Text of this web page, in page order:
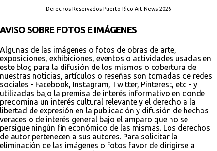
Derechos Reservados Puerto Rico Art News 2026
AVISO SOBRE FOTOS E IMÁGENES
Algunas de las imágenes o fotos de obras de arte,
exposiciones, exhibiciones, eventos o actividades usadas en
este blog para la difusión de los mismos o cobertura de
nuestras noticias, artículos o reseñas son tomadas de redes
sociales - Facebook, Instagram, Twitter, Pinterest, etc - y
utilizadas bajo la premisa de interés informativo en donde
predomina un interés cultural relevante y el derecho a la
libertad de expresión en la publicación y difusión de hechos
veraces o de interés general bajo el amparo que no se
persigue ningún fin económico de las mismas. Los derechos
de autor pertenecen a sus autores. Para solicitar la
eliminación de las imágenes o fotos favor de dirigirse a